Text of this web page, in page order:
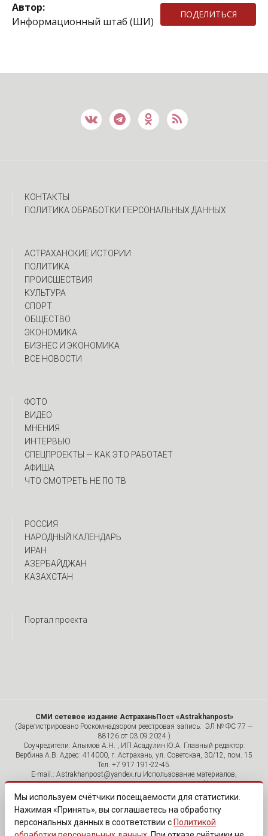
Автор:
Информационный штаб (ШИ)
ПОДЕЛИТЬСЯ
КОНТАКТЫ
ПОЛИТИКА ОБРАБОТКИ ПЕРСОНАЛЬНЫХ ДАННЫХ
АСТРАХАНСКИЕ ИСТОРИИ
ПОЛИТИКА
ПРОИСШЕСТВИЯ
КУЛЬТУРА
СПОРТ
ОБЩЕСТВО
ЭКОНОМИКА
БИЗНЕС И ЭКОНОМИКА
ВСЕ НОВОСТИ
ФОТО
ВИДЕО
МНЕНИЯ
ИНТЕРВЬЮ
CПЕЦПРОЕКТЫ — КАК ЭТО РАБОТАЕТ
АФИША
ЧТО СМОТРЕТЬ НЕ ПО ТВ
РОССИЯ
НАРОДНЫЙ КАЛЕНДАРЬ
ИРАН
АЗЕРБАЙДЖАН
КАЗАХСТАН
Портал проекта
СМИ сетевое издание АстраханьПост «Astrakhanpost»
(Зарегистрировано Роскомнадзором реестровая запись: ЭЛ № ФС 77 —
88126 от 03.09.2024.)
Соучредители: Алымов А.Н. , ИП Асадулин Ю.А. Главный редактор:
Вербина А.В. Адрес: 414000, г. Астрахань, ул. Советская, 30/12, пом. 15
Тел. +7 917 191-22-45.
E-mail.: Astrakhanpost@yandex.ru Использование материалов,
размещенных на страницах сетевого издания «Astrakhanpost»,
допускается исключительно с указанием источника и публикацией
активной гиперссылки на портал Astrakhanpost.ru. Комментарии
читателей сайта размещаются без предварительного редактирования.
Редакция оставляет за собой право удалить их с сайта или
отредактировать, если указанные сообщения нарушают законы РФ.
Мы используем счётчики посещаемости для статистики.
Нажимая «Принять», вы соглашаетесь на обработку
персональных данных в соответствии с Политикой